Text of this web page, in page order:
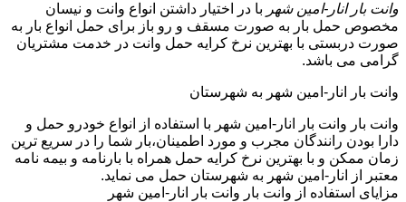
وانت بار انار-امین شهر با در اختیار داشتن انواع وانت و نیسان
مخصوص حمل بار به صورت مسقف و رو باز برای حمل انواع بار به
صورت دربستی با بهترین نرخ کرایه حمل وانت در خدمت مشتریان
گرامی می باشد.
وانت بار انار-امین شهر به شهرستان
وانت بار وانت بار انار-امین شهر با استفاده از انواع خودرو حمل و
دارا بودن رانندگان مجرب و مورد اطمینان،بار شما را در سریع ترین
زمان ممکن و با بهترین نرخ کرایه حمل همراه با بارنامه و بیمه نامه
معتبر از انار-امین شهر به شهرستان حمل می نماید.
مزایای استفاده از وانت بار وانت بار انار-امین شهر